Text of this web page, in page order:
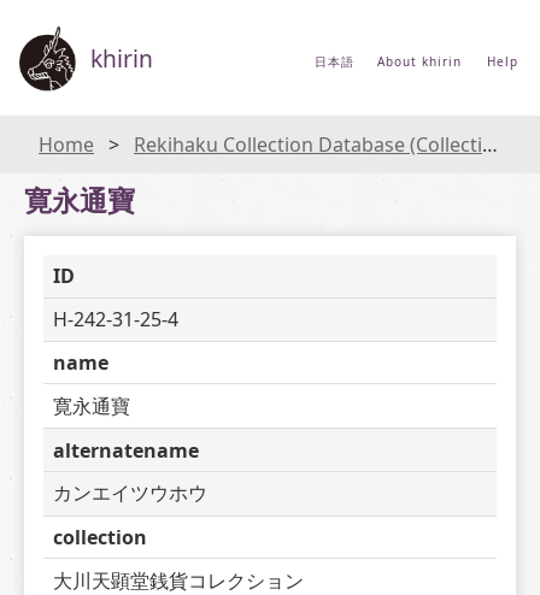
khirin 日本語 About khirin Help
Home Rekihaku Collection Database (Collections Database of the National Museum of Japanese History)
寛永通寶
ID
H-242-31-25-4
name
寛永通寶
alternatename
カンエイツウホウ
collection
大川天顕堂銭貨コレクション